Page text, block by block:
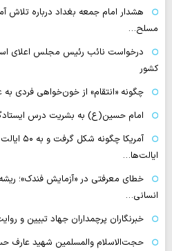
هشدار امام جمعه بغداد درباره تلاش
مسلح…
درخواست نائب رئیس مجلس اعلای
کشور
چگونه «انتقام» از خون‌خواهی فردی
امام حسین(ع) به بشریت درس
آمریکا
ایالت‌ها…
خطای معرفتی در «آزمایش فندک»؛
انسانی…
خبرنگاران پرچمداران جهاد تبیین و
حجت‌الاسلام والمسلمین شهید عارف